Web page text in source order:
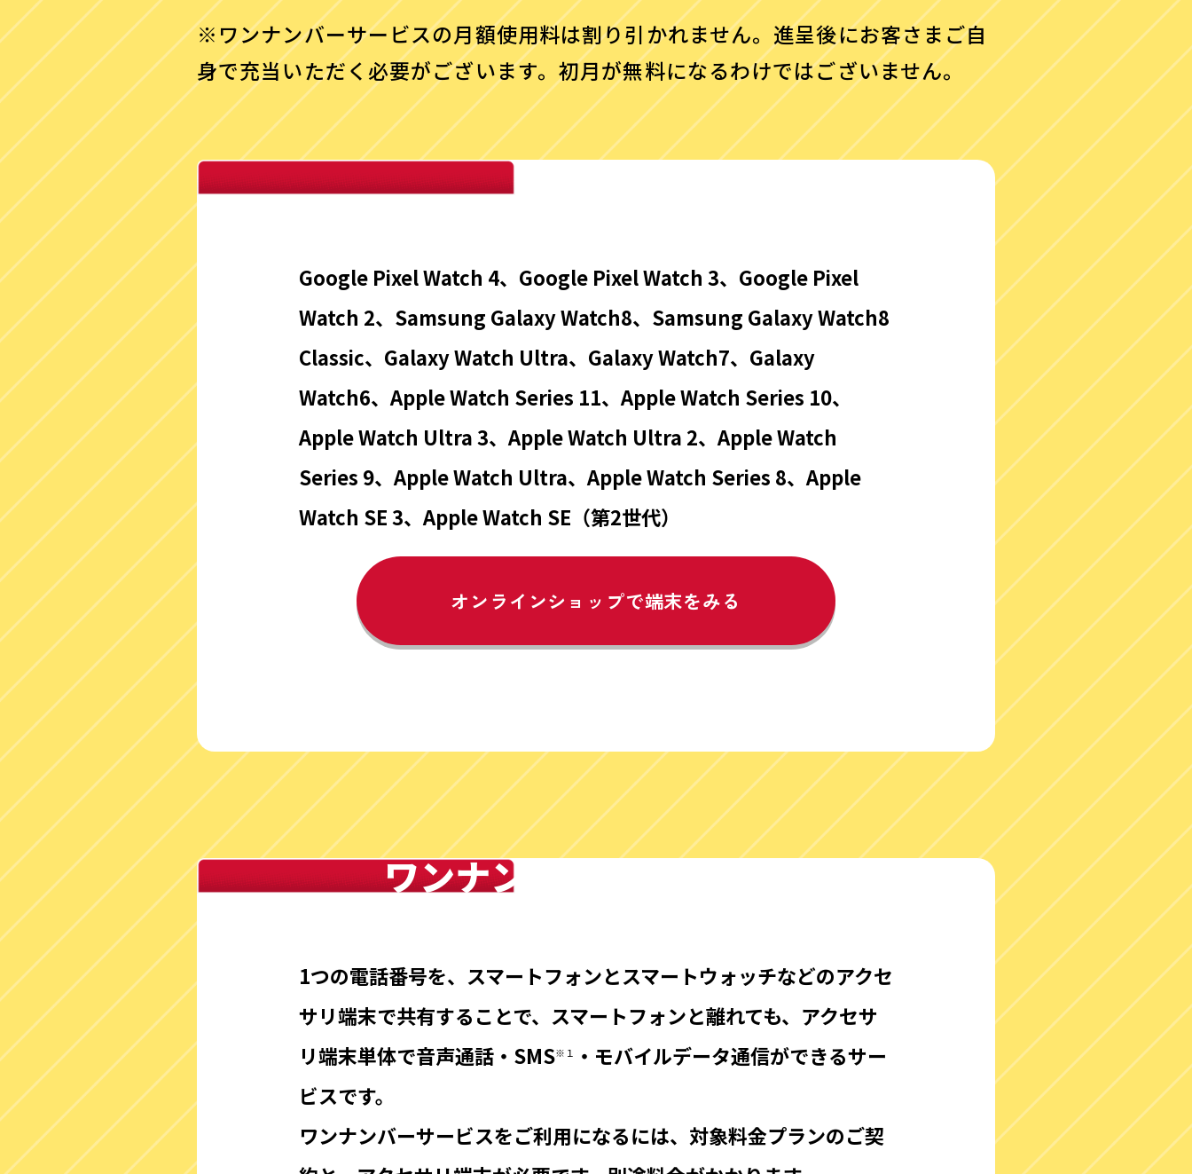
※ワンナンバーサービスの月額使用料は割り引かれません。進呈後にお客さまご自
身で充当いただく必要がございます。初月が無料になるわけではございません。
対象端末
Google Pixel Watch 4、Google Pixel Watch 3、Google Pixel
Watch 2、Samsung Galaxy Watch8、Samsung Galaxy Watch8
Classic、Galaxy Watch Ultra、Galaxy Watch7、Galaxy
Watch6、Apple Watch Series 11、Apple Watch Series 10、
Apple Watch Ultra 3、Apple Watch Ultra 2、Apple Watch
Series 9、Apple Watch Ultra、Apple Watch Series 8、Apple
Watch SE 3、Apple Watch SE（第2世代）
オンラインショップで端末をみる
ワンナンバーサービスとは
1つの電話番号を、スマートフォンとスマートウォッチなどのアクセ
サリ端末で共有することで、スマートフォンと離れても、アクセサ
リ端末単体で音声通話・SMS※１
・モバイルデータ通信ができるサー
ビスです。
ワンナンバーサービスをご利用になるには、対象料金プランのご契